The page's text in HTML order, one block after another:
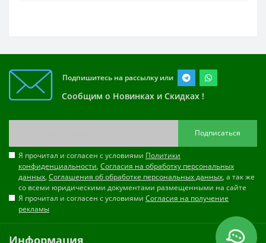
Подпишитесь на рассылку или
Сообщим о Новинках и Скидках !
Подписаться
Я прочитал и согласен с условиями Политики
конфиденциальности, Согласия на обработку персональных
данных, Соглашения об обработке персональных данных, а так же
со всеми юридическими документами размещенными на сайте
Я прочитал и согласен с условиями Согласия на получение
рекламы
Информация